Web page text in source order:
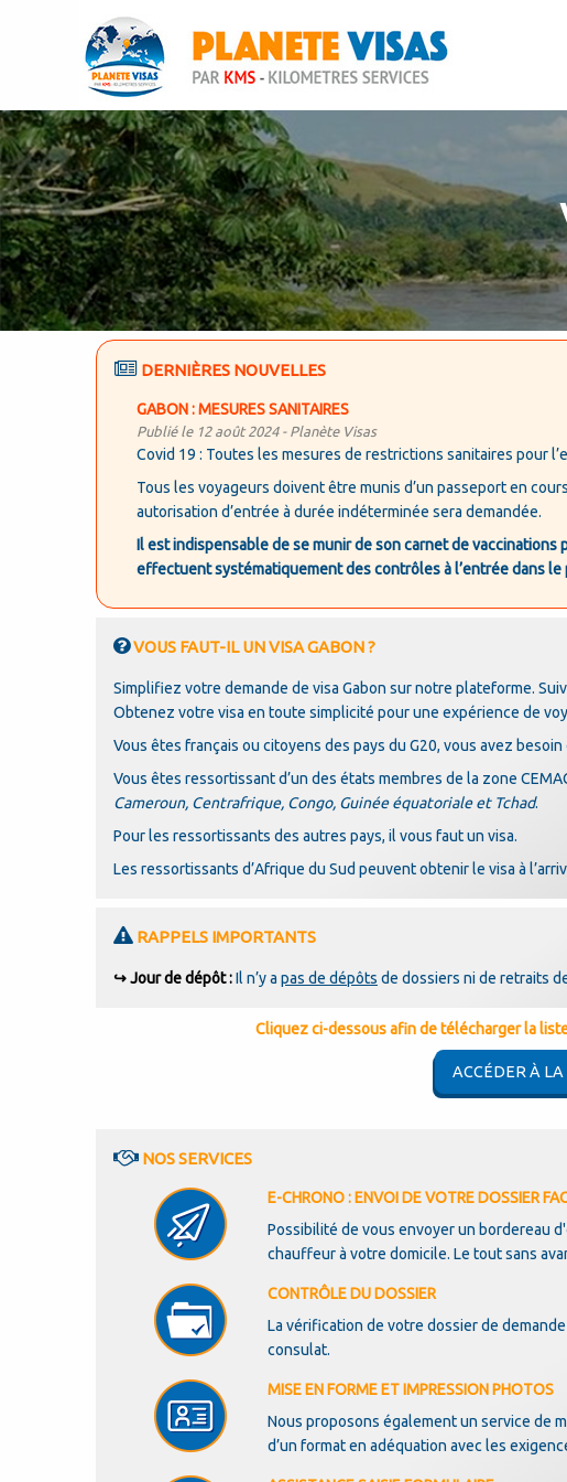
DERNIÈRES NOUVELLES
GABON : MESURES SANITAIRES
Publié le 12 août 2024 - Planète Visas
Covid 19 : Toutes les mesures de restrictions sanitaires pour
Tous les voyageurs doivent être munis d’un passeport en
autorisation d’entrée à durée indéterminée sera demandée.
Il est indispensable de se munir de son carnet de
effectuent systématiquement des contrôles à l’entrée dans le
VOUS FAUT-IL UN VISA GABON ?
Simplifiez votre demande de visa Gabon sur notre plateforme.
Obtenez votre visa en toute simplicité pour une expérience de
Vous êtes français ou citoyens des pays du G20, vous avez
Vous êtes ressortissant d’un des états membres de la zone
Cameroun, Centrafrique, Congo, Guinée équatoriale et Tchad.
Pour les ressortissants des autres pays, il vous faut un visa.
Les ressortissants d’Afrique du Sud peuvent obtenir le visa à
RAPPELS IMPORTANTS
↪ Jour de dépôt :Il n’y a pas de dépôts de dossiers ni de retraits
Cliquez ci-dessous afin de télécharger la
ACCÉDER À LA
NOS SERVICES
E-CHRONO : ENVOI DE VOTRE DOSSIER
Possibilité de vous envoyer un bordereau
chauffeur à votre domicile. Le tout sans
CONTRÔLE DU DOSSIER
La vérification de votre dossier de
consulat.
MISE EN FORME ET IMPRESSION PHOTOS
Nous proposons également un service de
d’un format en adéquation avec les